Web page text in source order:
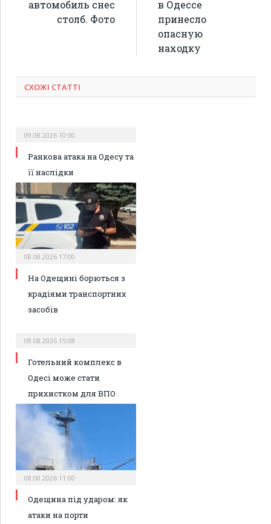
автомобиль снес
столб. Фото
в Одессе
принесло
опасную
находку
СХОЖІ СТАТТІ
09.08.2026 10:00
Ранкова атака на Одесу та
її наслідки
08.08.2026 17:00
На Одещині борються з
крадіями транспортних
засобів
08.08.2026 15:08
Готельний комплекс в
Одесі може стати
прихистком для ВПО
08.08.2026 11:00
Одещина під ударом: як
атаки на порти